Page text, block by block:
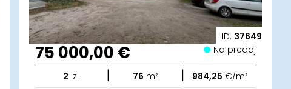
ID: 37649
75 000,00 € Na predaj
2 iz. | 76 m² | 984,25 €/m²